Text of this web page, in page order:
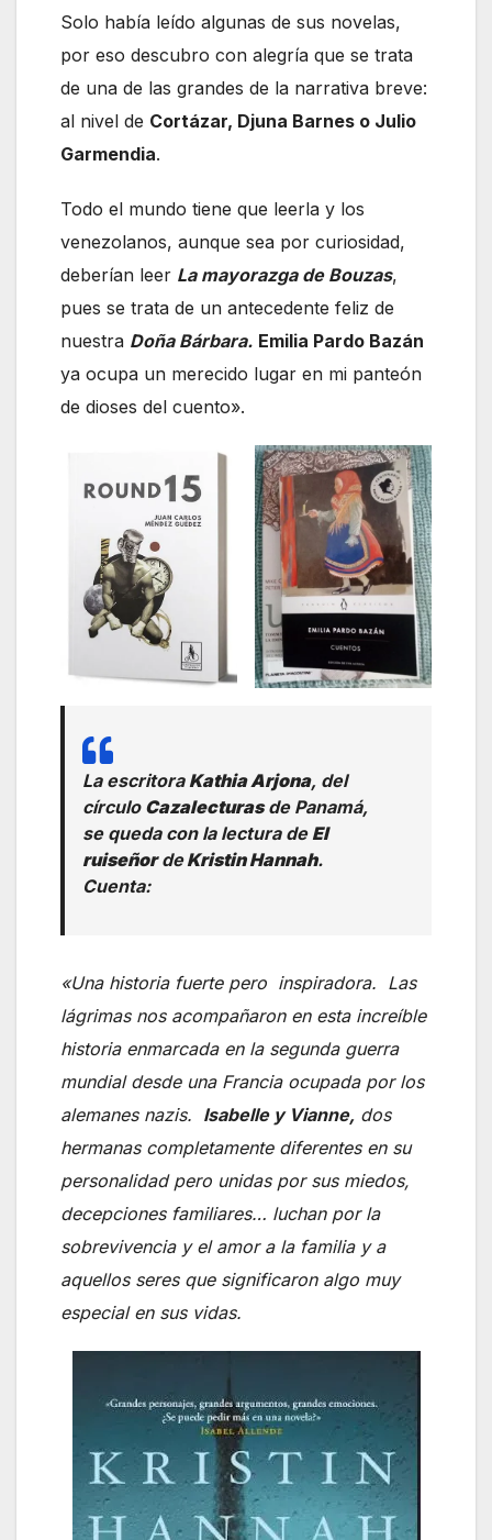
Solo había leído algunas de sus novelas,
por eso descubro con alegría que se trata
de una de las grandes de la narrativa breve:
al nivel de Cortázar, Djuna Barnes o Julio
Garmendia.
Todo el mundo tiene que leerla y los
venezolanos, aunque sea por curiosidad,
deberían leer La mayorazga de Bouzas,
pues se trata de un antecedente feliz de
nuestra Doña Bárbara. Emilia Pardo Bazán
ya ocupa un merecido lugar en mi panteón
de dioses del cuento».
La escritoraKathia Arjona, del
círculo Cazalecturasde Panamá,
se queda con la lectura deEl
ruiseñordeKristin Hannah.
Cuenta:
«Una historia fuerte pero inspiradora. Las
lágrimas nos acompañaron en esta increíble
historia enmarcada en la segunda guerra
mundial desde una Francia ocupada por los
alemanes nazis. Isabelle y Vianne, dos
hermanas completamente diferentes en su
personalidad pero unidas por sus miedos,
decepciones familiares… luchan por la
sobrevivencia y el amor a la familia y a
aquellos seres que significaron algo muy
especial en sus vidas.